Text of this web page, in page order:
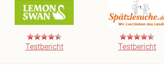
Testbericht Testbericht